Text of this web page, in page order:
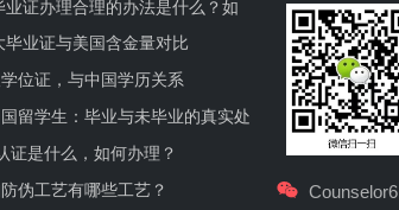
业证办理合理的办法是什么？如
业证与美国含金量对比
位证，与中国学历关系
留学生：毕业与未毕业的真实处
证是什么，如何办理？
伪工艺有哪些工艺？
Counselor6